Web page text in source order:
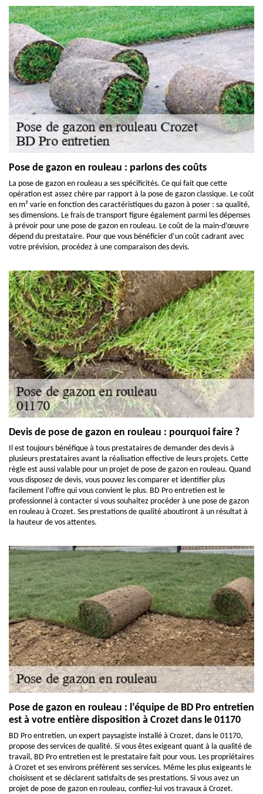
Pose de gazon en rouleau : parlons des coûts
La pose de gazon en rouleau a ses spécificités. Ce qui fait que cette
opération est assez chère par rapport à la pose de gazon classique. Le coût
en m² varie en fonction des caractéristiques du gazon à poser : sa qualité,
ses dimensions. Le frais de transport figure également parmi les dépenses
à prévoir pour une pose de gazon en rouleau. Le coût de la main-d’œuvre
dépend du prestataire. Pour que vous bénéficier d’un coût cadrant avec
votre prévision, procédez à une comparaison des devis.
Devis de pose de gazon en rouleau : pourquoi faire ?
Il est toujours bénéfique à tous prestataires de demander des devis à
plusieurs prestataires avant la réalisation effective de leurs projets. Cette
règle est aussi valable pour un projet de pose de gazon en rouleau. Quand
vous disposez de devis, vous pouvez les comparer et identifier plus
facilement l’offre qui vous convient le plus. BD Pro entretien est le
professionnel à contacter si vous souhaitez procéder à une pose de gazon
en rouleau à Crozet. Ses prestations de qualité aboutiront à un résultat à
la hauteur de vos attentes.
Pose de gazon en rouleau : l’équipe de BD Pro entretien
est à votre entière disposition à Crozet dans le 01170
BD Pro entretien, un expert paysagiste installé à Crozet, dans le 01170,
propose des services de qualité. Si vous êtes exigeant quant à la qualité de
travail, BD Pro entretien est le prestataire fait pour vous. Les propriétaires
à Crozet et ses environs préfèrent ses services. Même les plus exigeants le
choisissent et se déclarent satisfaits de ses prestations. Si vous avez un
projet de pose de gazon en rouleau, confiez-lui vos travaux à Crozet.